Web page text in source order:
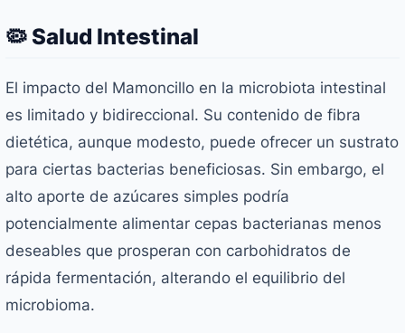
🦠 Salud Intestinal
El impacto del Mamoncillo en la microbiota intestinal
es limitado y bidireccional. Su contenido de fibra
dietética, aunque modesto, puede ofrecer un sustrato
para ciertas bacterias beneficiosas. Sin embargo, el
alto aporte de azúcares simples podría
potencialmente alimentar cepas bacterianas menos
deseables que prosperan con carbohidratos de
rápida fermentación, alterando el equilibrio del
microbioma.